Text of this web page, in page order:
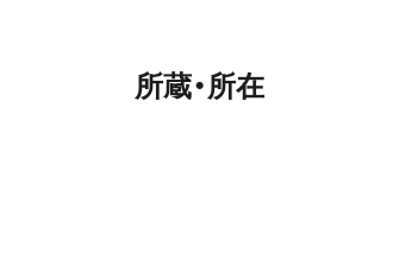
所蔵・所在